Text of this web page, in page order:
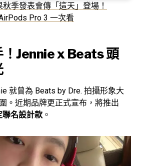
季發表會傳「這天」登場！
Pro 3 一次看
！Jennie x Beats 頭
就曾為 Beats by Dre. 拍攝形象大
。近期品牌更正式宣布，將推出
聯名設計款 。